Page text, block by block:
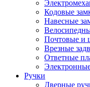
Кодовые
Навесные
Почтовые и
Врезные
Ответные
Ручки
Дверные